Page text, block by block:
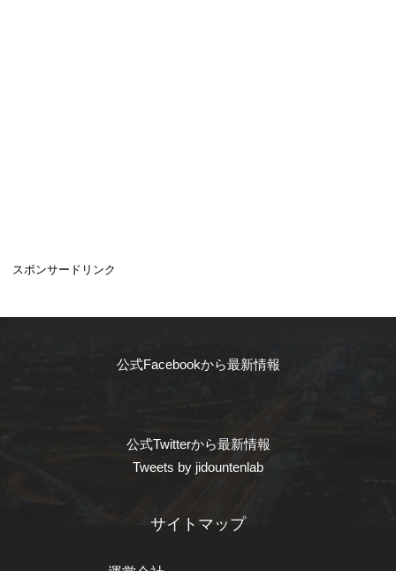
スポンサードリンク
公式Facebookから最新情報
公式Twitterから最新情報
Tweets by jidountenlab
サイトマップ